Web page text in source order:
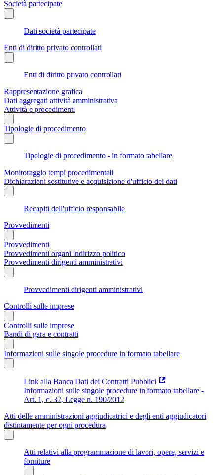
Società partecipate
Dati società partecipate
Enti di diritto privato controllati
Enti di diritto privato controllati
Rappresentazione grafica
Dati aggregati attività amministrativa
Attività e procedimenti
Tipologie di procedimento
Tipologie di procedimento - in formato tabellare
Monitoraggio tempi procedimentali
Dichiarazioni sostitutive e acquisizione d'ufficio dei dati
Recapiti dell'ufficio responsabile
Provvedimenti
Provvedimenti
Provvedimenti organi indirizzo politico
Provvedimenti dirigenti amministrativi
Provvedimenti dirigenti amministrativi
Controlli sulle imprese
Controlli sulle imprese
Bandi di gara e contratti
Informazioni sulle singole procedure in formato tabellare
Link alla Banca Dati dei Contratti Pubblici
Informazioni sulle singole procedure in formato tabellare -
Art. 1, c. 32, Legge n. 190/2012
Atti delle amministrazioni aggiudicatrici e degli enti aggiudicatori
distintamente per ogni procedura
Atti relativi alla programmazione di lavori, opere, servizi e
forniture